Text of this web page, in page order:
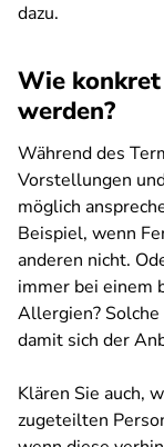
dazu.
Wie
werden?
Während des
Vorstellungen
möglich
Beispiel, wenn
anderen nicht.
immer bei einem
Allergien?
damit sich der
Klären Sie auch,
zugeteilten